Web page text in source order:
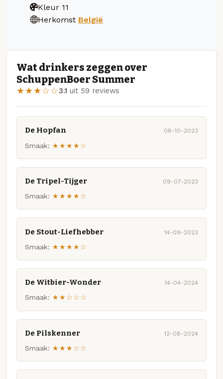
Kleur 11
Herkomst België
Wat drinkers zeggen over
SchuppenBoer Summer
★★★☆☆3.1 uit 59 reviews
De Hopfan 08-10-2023
Smaak: ★★★★☆
De Tripel-Tijger 09-07-2023
Smaak: ★★★★☆
De Stout-Liefhebber 14-09-2023
Smaak: ★★★★☆
De Witbier-Wonder 14-04-2024
Smaak: ★★☆☆☆
De Pilskenner 12-08-2024
Smaak: ★★★☆☆